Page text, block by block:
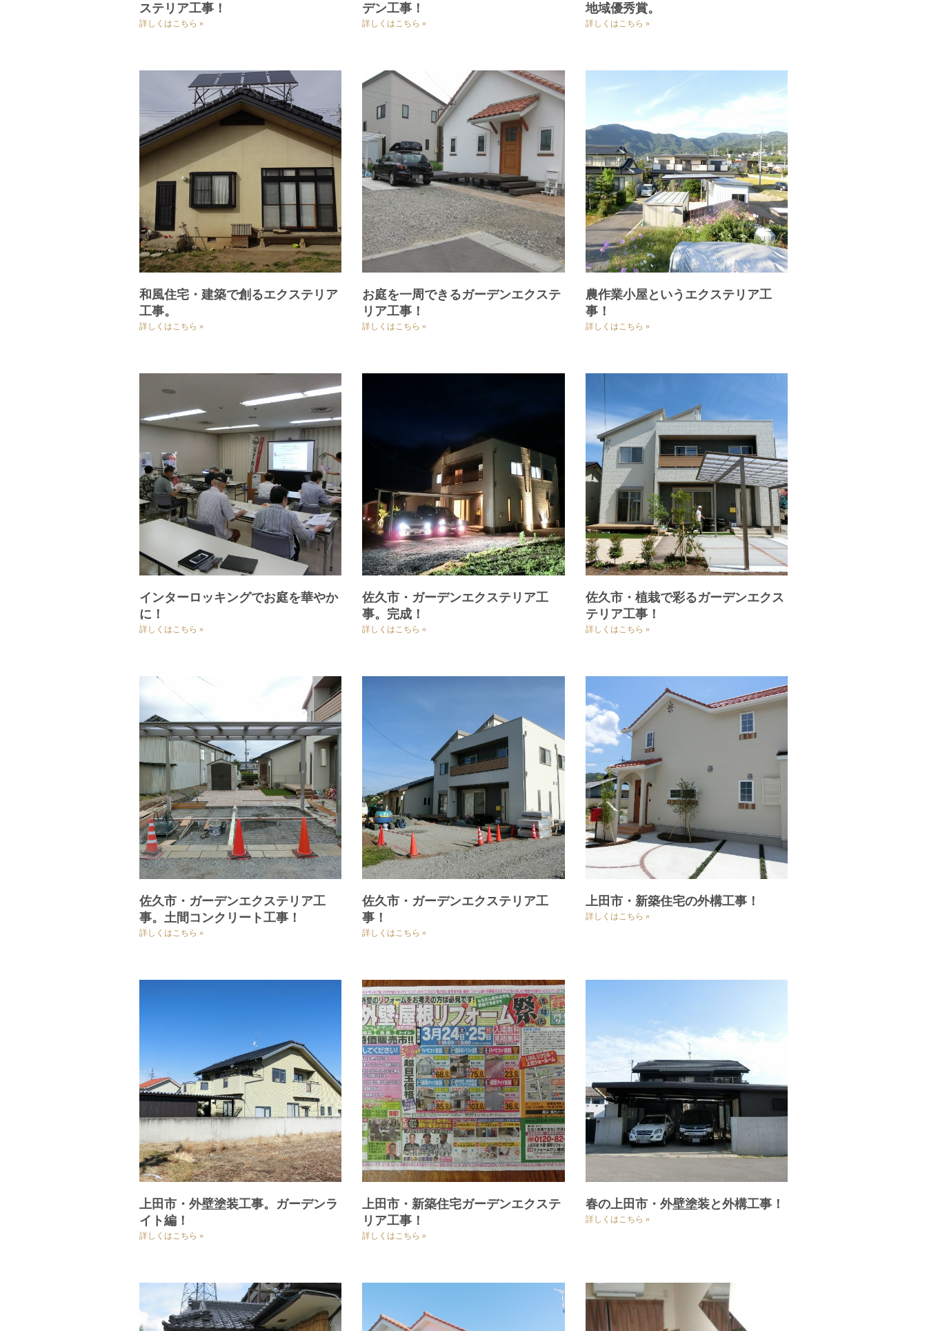
ステリア工事！
詳しくはこちら »
デン工事！
詳しくはこちら »
地域優秀賞。
詳しくはこちら »
和風住宅・建築で創るエクステリア
工事。
詳しくはこちら »
お庭を一周できるガーデンエクステ
リア工事！
詳しくはこちら »
農作業小屋というエクステリア工
事！
詳しくはこちら »
インターロッキングでお庭を華やか
に！
詳しくはこちら »
佐久市・ガーデンエクステリア工
事。完成！
詳しくはこちら »
佐久市・植栽で彩るガーデンエクス
テリア工事！
詳しくはこちら »
佐久市・ガーデンエクステリア工
事。土間コンクリート工事！
詳しくはこちら »
佐久市・ガーデンエクステリア工
事！
詳しくはこちら »
上田市・新築住宅の外構工事！
詳しくはこちら »
上田市・外壁塗装工事。ガーデンラ
イト編！
詳しくはこちら »
上田市・新築住宅ガーデンエクステ
リア工事！
詳しくはこちら »
春の上田市・外壁塗装と外構工事！
詳しくはこちら »